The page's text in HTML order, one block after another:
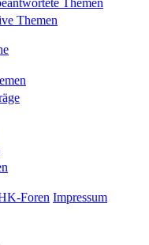
Themen
Themen
Foren Impressum